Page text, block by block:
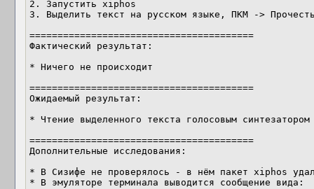
2. Запустить xiphos
3. Выделить текст на русском языке, ПКМ ->
========================================
Фактический результат:
* Ничего не происходит
========================================
Ожидаемый результат:
* Чтение выделенного текста голосовым синтезатором
========================================
Дополнительные исследования:
* В Сизифе не проверялось - в нём пакет xiphos
* В эмуляторе терминала выводится сообщение вида: